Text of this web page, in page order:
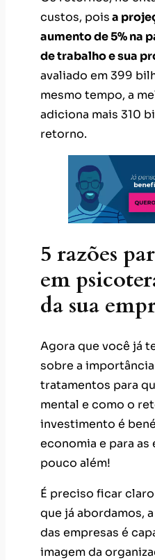
custos, poisa
aumento de 5% na
de trabalho e sua
avaliado em 399
mesmo tempo, a
adiciona mais 310
retorno.
5 razões
em
da sua
Agora que você já
sobre a
tratamentos para
mental e como o
investimento é
economia e para as
pouco além!
É preciso ficar
que já abordamos,
das empresas é
imagem da